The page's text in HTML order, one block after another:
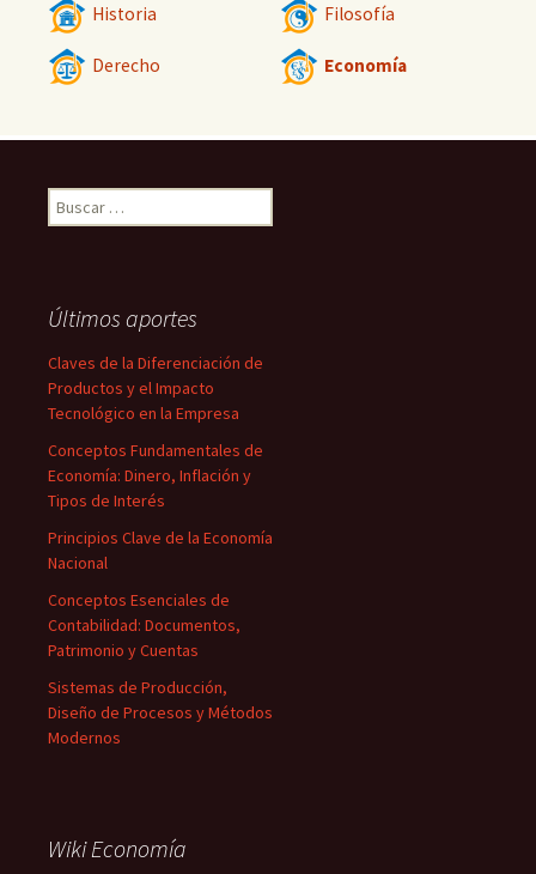
Historia Filosofía
Derecho Economía
Buscar:
Últimos aportes
Claves de la Diferenciación de
Productos y el Impacto
Tecnológico en la Empresa
Conceptos Fundamentales de
Economía: Dinero, Inflación y
Tipos de Interés
Principios Clave de la Economía
Nacional
Conceptos Esenciales de
Contabilidad: Documentos,
Patrimonio y Cuentas
Sistemas de Producción,
Diseño de Procesos y Métodos
Modernos
Wiki Economía